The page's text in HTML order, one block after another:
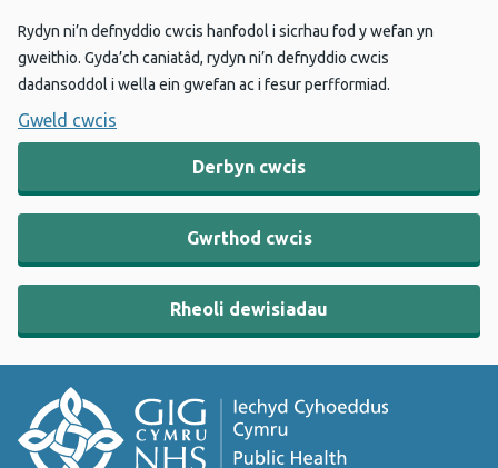
Rydyn ni’n defnyddio cwcis hanfodol i sicrhau fod y wefan yn
gweithio. Gyda’ch caniatâd, rydyn ni’n defnyddio cwcis
dadansoddol i wella ein gwefan ac i fesur perfformiad.
Gweld cwcis
Derbyn cwcis
Gwrthod cwcis
Rheoli dewisiadau